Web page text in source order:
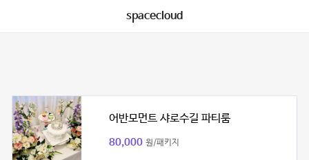
spacecloud
어반모먼트 샤로수길 파티룸
80,000 원/패키지